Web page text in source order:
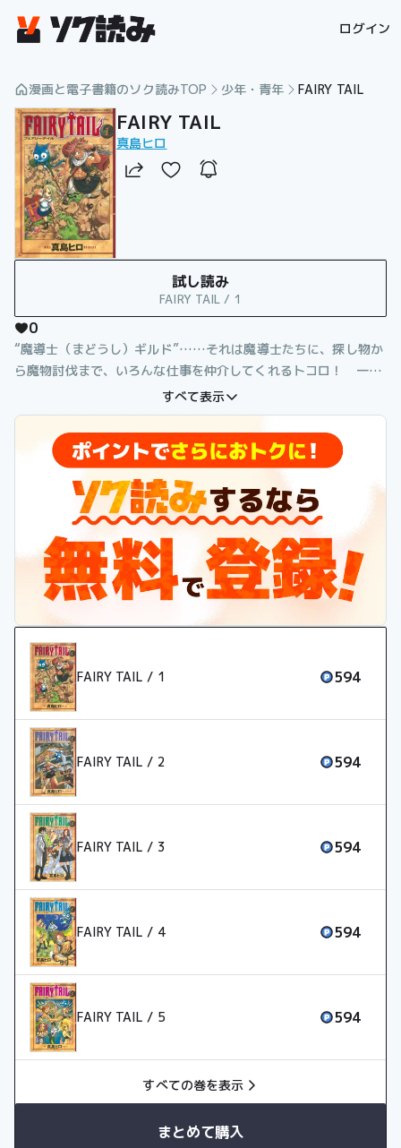
ログイン
漫画と電子書籍のソク読みTOP 少年・青年 FAIRY TAIL
FAIRY TAIL
真島ヒロ
試し読み
FAIRY TAIL / 1
0
“魔導士（まどうし）ギルド”……それは魔導士たちに、探し物か
ら魔物討伐まで、いろんな仕事を仲介してくれるトコロ！ 一人
前の魔導士を目指す少女・ルーシィは、火を操る魔導士・ナツと
出会い、彼のギルドに誘われる。なんと、そこはルーシィの憧
れ“妖精の尻尾（フェアリーテイル）”だった!! なんでもヤリす
ぎ！ 魔法界一のお騒がせ集団が巻き起こすめちゃおもしろ冒険
ファンタジー！
すべて表示
FAIRY TAIL / 1 594
FAIRY TAIL / 2 594
FAIRY TAIL / 3 594
FAIRY TAIL / 4 594
FAIRY TAIL / 5 594
すべての巻を表示
まとめて購入